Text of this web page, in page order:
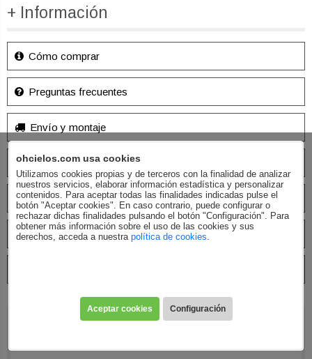
+ Información
Cómo comprar
Preguntas frecuentes
Envío y montaje
Garantías y devoluciones
Financiación
Contacto
ATENCIÓN TELEFÓNICA
ohcielos.com usa cookies
Utilizamos cookies propias y de terceros con la finalidad de analizar
nuestros servicios, elaborar información estadística y personalizar
contenidos. Para aceptar todas las finalidades indicadas pulse el
botón "Aceptar cookies". En caso contrario, puede configurar o
rechazar dichas finalidades pulsando el botón "Configuración". Para
obtener más información sobre el uso de las cookies y sus
derechos, acceda a nuestra política de cookies.
Aceptar cookies Configuración